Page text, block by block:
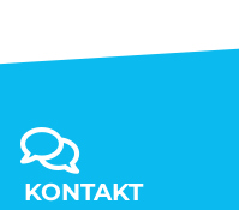
KONTAKT